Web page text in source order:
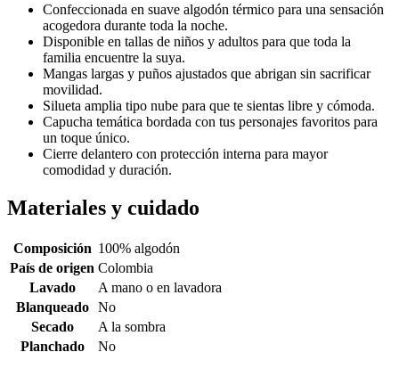
Confeccionada en suave algodón térmico para una sensación
acogedora durante toda la noche.
Disponible en tallas de niños y adultos para que toda la
familia encuentre la suya.
Mangas largas y puños ajustados que abrigan sin sacrificar
movilidad.
Silueta amplia tipo nube para que te sientas libre y cómoda.
Capucha temática bordada con tus personajes favoritos para
un toque único.
Cierre delantero con protección interna para mayor
comodidad y duración.
Materiales y cuidado
Composición 100% algodón
País de origen Colombia
Lavado
A mano o en lavadora
Blanqueado
No
Secado
A la sombra
Planchado
No